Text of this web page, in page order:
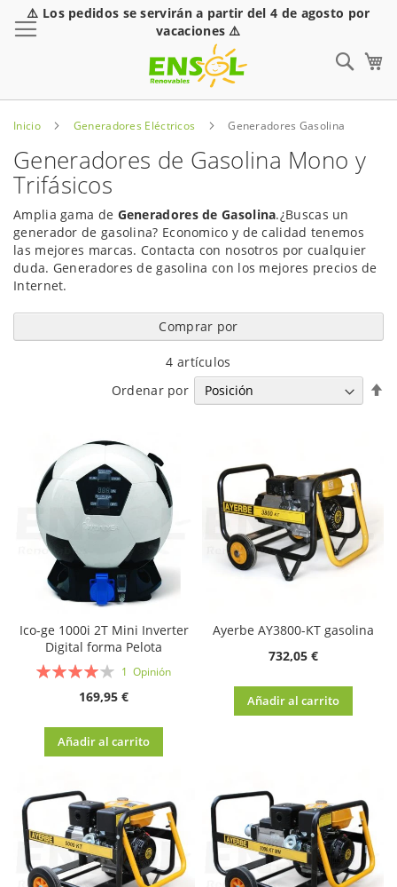
⚠️ Los pedidos se servirán a partir del 4 de agosto por
vacaciones ⚠️
Inicio Generadores Eléctricos Generadores Gasolina
Generadores de Gasolina Mono y
Trifásicos
Amplia gama de Generadores de Gasolina.¿Buscas un
generador de gasolina? Economico y de calidad tenemos
las mejores marcas. Contacta con nosotros por cualquier
duda. Generadores de gasolina con los mejores precios de
Internet.
4 artículos
Ordenar por
Ico-ge 1000i 2T Mini Inverter
Digital forma Pelota
Valoración:
1Opinión
169,95 €
Añadir al carrito
Ayerbe AY3800-KT gasolina
732,05 €
Añadir al carrito
Comprar por